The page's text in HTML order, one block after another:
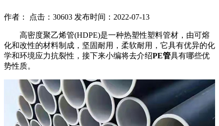
作者： 点击：30603 发布时间：2022-07-13
高密度聚乙烯管(HDPE)是一种热塑性塑料管材，由可熔
化和改性的材料制成，坚固耐用，柔软耐用，它具有优异的化
学和环境应力抗裂性，接下来小编将去介绍PE管具有哪些优
势性质。